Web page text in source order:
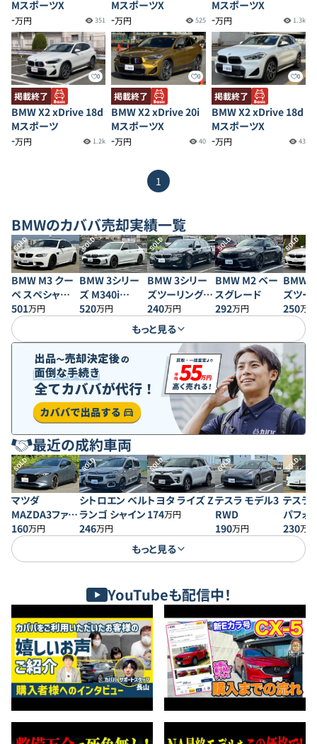
MスポーツX
-万円 351
MスポーツX
-万円 525
MスポーツX
-万円 1.3k
0
掲載終了
BMW X2 xDrive 18d
Mスポーツ
-万円 1.2k
0
掲載終了
BMW X2 xDrive 20i
MスポーツX
-万円 40
0
掲載終了
BMW X2 xDrive 18d
MスポーツX
-万円 43
1
BMWのカババ売却実績一覧
SOLD
BMW M3 クー
ペ スペシャルエ
ディション
501万円
SOLD
BMW 3シリー
ズ M340i
xDrive
520万円
SOLD
BMW 3シリー
ズツーリング
330i Mスポー
ツ
240万円
SOLD
BMW M2 ベー
スグレード
292万円
SOLD
BMW
ズツー
320d
スポー
250万円
もっと見る
最近の成約車両
SOLD
マツダ
MAZDA3ファス
トバック 20S プ
ロアクティブ
160万円
SOLD
シトロエン ベル
ランゴ シャイン
246万円
SOLD
トヨタ ライズ Z
174万円
SOLD
テスラ モデル3
RWD
190万円
SOLD
テスラ
パフォ
230万円
もっと見る
YouTubeも配信中！